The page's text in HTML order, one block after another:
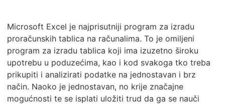
Microsoft Excel je najprisutniji program za izradu
proračunskih tablica na računalima. To je omiljeni
program za izradu tablica koji ima izuzetno široku
upotrebu u poduzećima, kao i kod svakoga tko treba
prikupiti i analizirati podatke na jednostavan i brz
način. Naoko je jednostavan, no krije značajne
mogućnosti te se isplati uložiti trud da ga se nauči